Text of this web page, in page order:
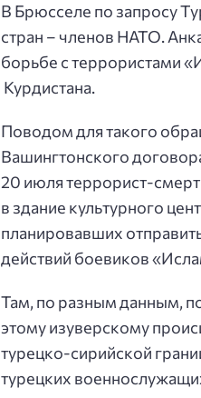
В Брюсселе по запросу
стран – членов НАТО.
борьбе с террористами
Курдистана.
Поводом для такого
Вашингтонского
20 июля террорист-
в здание культурного
планировавших
действий боевиков
Там, по разным данным,
этому изуверскому
турецко-сирийской
турецких